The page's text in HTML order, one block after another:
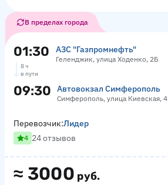
В пределах города
01:30 АЗС "Газпромнефть"
Геленджик, улица Ходенко, 2Б
8 ч
в пути
09:30 Автовокзал Симферополь
Симферополь, улица Киевская, 4
≈ 3000 руб.
Перевозчик:Лидер
4 24 отзывов